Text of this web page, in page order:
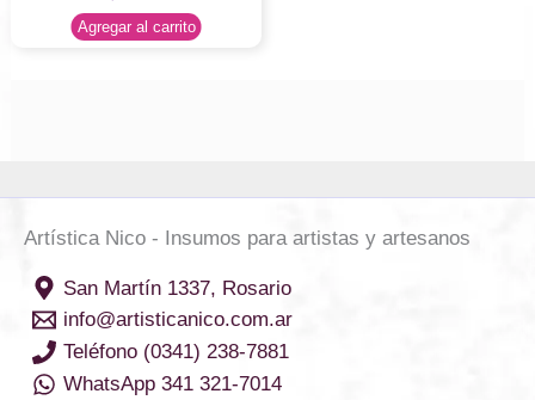
Agregar al carrito
Artística Nico - Insumos para artistas y artesanos
San Martín 1337, Rosario
info@artisticanico.com.ar
Teléfono (0341) 238-7881
WhatsApp 341 321-7014